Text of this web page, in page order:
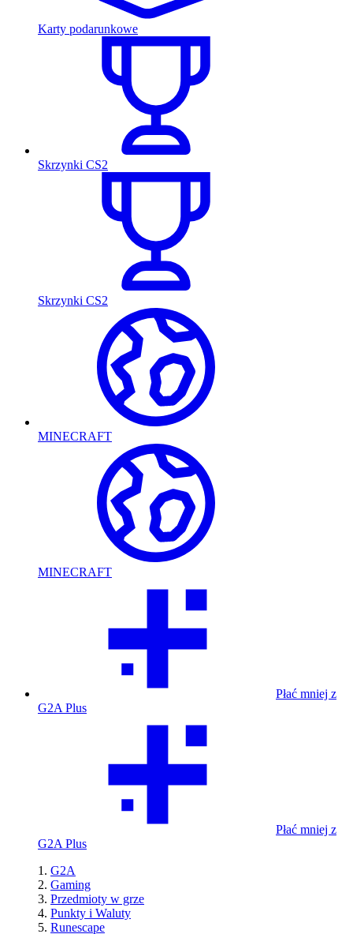
Karty podarunkowe
Skrzynki CS2
Skrzynki CS2
MINECRAFT
MINECRAFT
Płać mniej z
G2A Plus
Płać mniej z
G2A Plus
G2A
Gaming
Przedmioty w grze
Punkty i Waluty
Runescape